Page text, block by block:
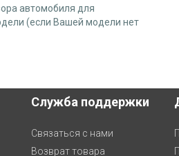
автомобиля для
(если Вашей модели нет
Служба поддержки
Связаться с нами
Возврат товара